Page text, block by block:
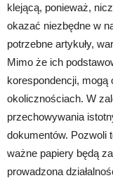
klejącą, ponieważ,
okazać niezbędne w
potrzebne artykuły,
Mimo że ich
korespondencji, mogą
okolicznościach. W
przechowywania
dokumentów. Pozwoli
ważne papiery będą
prowadzona